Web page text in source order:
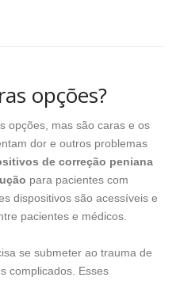
opções?
opções, mas são caras e os
dor e outros problemas
de correção peniana
para pacientes com
dispositivos são acessíveis e
pacientes e médicos.
se submeter ao trauma de
complicados. Esses